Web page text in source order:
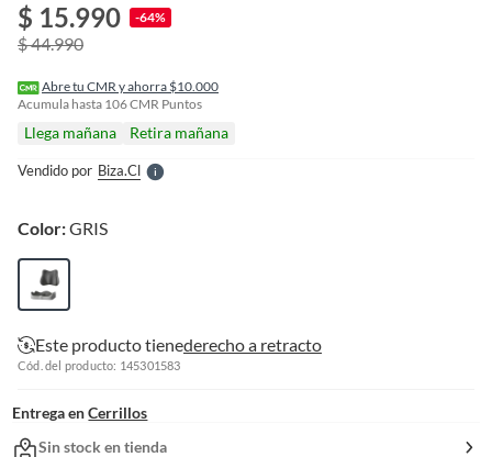
$ 15.990 -64%
$ 44.990
Abre tu CMR y ahorra $10.000
Acumula hasta 106CMR Puntos
Llega mañana Retira mañana
Vendido por Biza.clS
l
e
r
f
o
Color:GRIS
Este producto tienederecho a retracto
Cód. del producto: 145301583
Entrega en Cerrillos
Sin stock en tienda